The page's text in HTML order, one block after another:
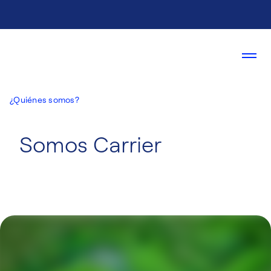
¿Quiénes somos?
Somos Carrier